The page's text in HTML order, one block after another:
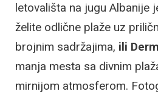
letovališta na jugu Albanije
želite odlične plaže uz
brojnim sadržajima, ili
manja mesta sa divnim
mirnijom atmosferom.